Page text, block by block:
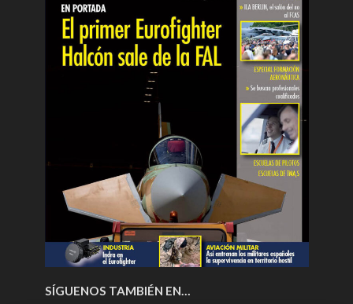
SÍGUENOS TAMBIÉN EN…